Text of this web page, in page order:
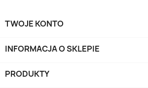
TWOJE KONTO
INFORMACJA O SKLEPIE
PRODUKTY